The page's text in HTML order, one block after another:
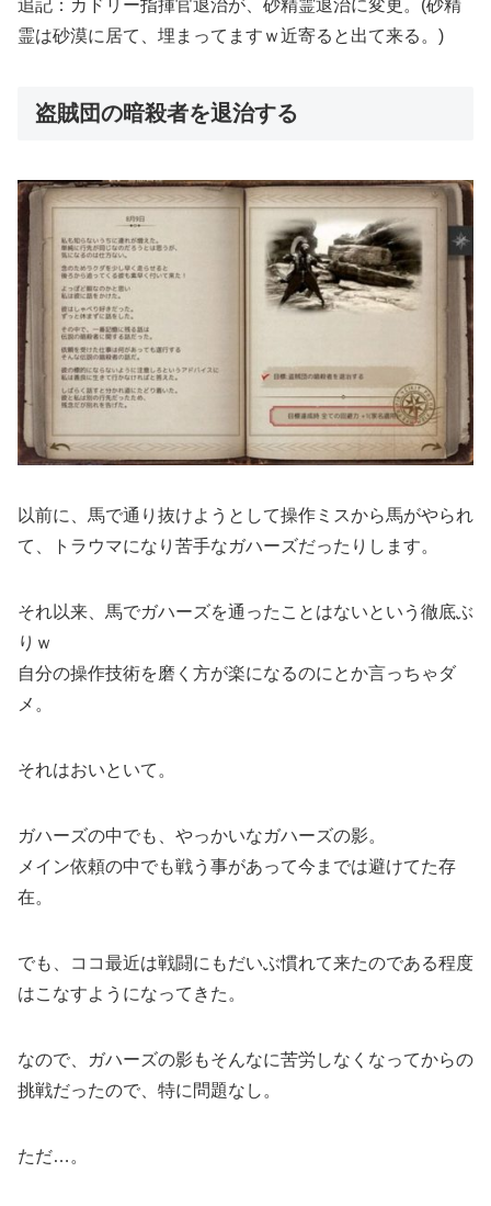
追記：カドリー指揮官退治が、砂精霊退治に変更。(砂精
霊は砂漠に居て、埋まってますｗ近寄ると出て来る。)
盗賊団の暗殺者を退治する
以前に、馬で通り抜けようとして操作ミスから馬がやられ
て、トラウマになり苦手なガハーズだったりします。
それ以来、馬でガハーズを通ったことはないという徹底ぶ
りｗ
自分の操作技術を磨く方が楽になるのにとか言っちゃダ
メ。
それはおいといて。
ガハーズの中でも、やっかいなガハーズの影。
メイン依頼の中でも戦う事があって今までは避けてた存
在。
でも、ココ最近は戦闘にもだいぶ慣れて来たのである程度
はこなすようになってきた。
なので、ガハーズの影もそんなに苦労しなくなってからの
挑戦だったので、特に問題なし。
ただ…。